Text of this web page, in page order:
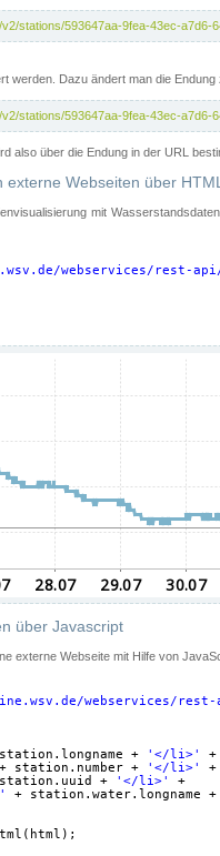
stations/593647aa-9fea-43ec-a7d6-
werden. Dazu ändert man die Endung
stations/593647aa-9fea-43ec-a7d6-
also über die Endung in der URL
externe Webseiten über
mit
webservices/rest-api/
über Javascript
externe Webseite mit Hilfe von
webservices/rest-
+ '</li>'
+
+ station.number + '</li>'
+
+ '</li>'
+
+ station.water.longname +